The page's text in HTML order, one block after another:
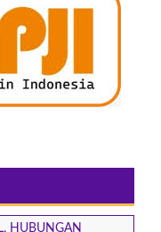
HUBUNGAN